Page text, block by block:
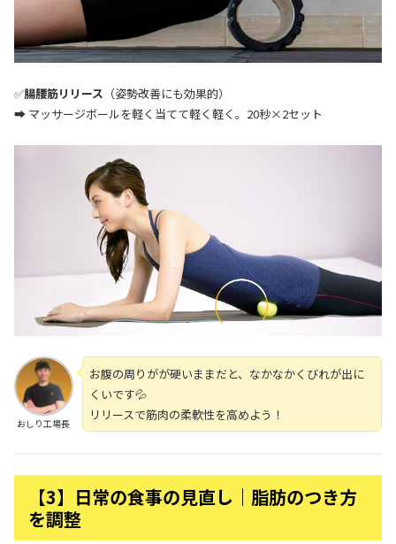
✅腸腰筋リリース （姿勢改善にも効果的）
➡ マッサージボールを軽く当てて軽く軽く。20秒×2セット
おしり工場長
お腹の周りがが硬いままだと、なかなかくびれが出に
くいです💦
リリースで筋肉の柔軟性を高めよう！
【3】日常の食事の見直し｜脂肪のつき方
を調整